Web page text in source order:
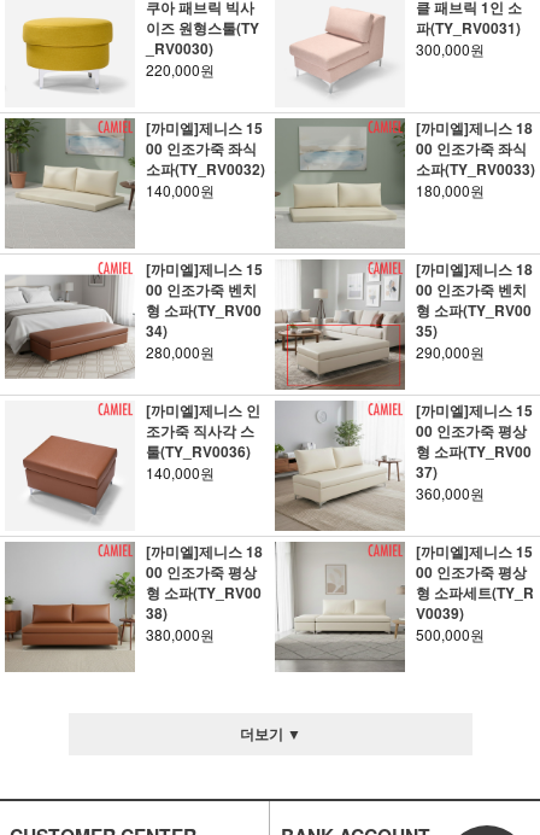
쿠아 패브릭 빅사
이즈 원형스툴(TY
_RV0030)
220,000원
클 패브릭 1인 소
파(TY_RV0031)
300,000원
[까미엘]제니스 15
00 인조가죽 좌식
소파(TY_RV0032)
140,000원
[까미엘]제니스 18
00 인조가죽 좌식
소파(TY_RV0033)
180,000원
[까미엘]제니스 15
00 인조가죽 벤치
형 소파(TY_RV00
34)
280,000원
[까미엘]제니스 18
00 인조가죽 벤치
형 소파(TY_RV00
35)
290,000원
[까미엘]제니스 인
조가죽 직사각 스
툴(TY_RV0036)
140,000원
[까미엘]제니스 15
00 인조가죽 평상
형 소파(TY_RV00
37)
360,000원
[까미엘]제니스 18
00 인조가죽 평상
형 소파(TY_RV00
38)
380,000원
[까미엘]제니스 15
00 인조가죽 평상
형 소파세트(TY_R
V0039)
500,000원
더보기 ▼